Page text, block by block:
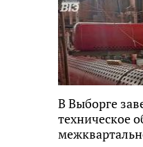
В Выборге
техническое